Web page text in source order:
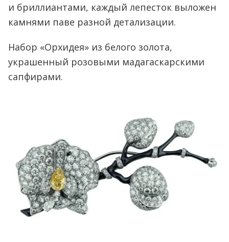
и бриллиантами, каждый лепесток выложен
камнями паве разной детализации.
Набор «Орхидея» из белого золота,
украшенный розовыми мадагаскарскими
сапфирами.